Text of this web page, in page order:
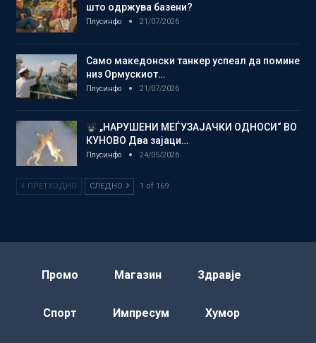
што одржува базени?
Плусинфо 21/07/2026
Само македонски танкер успеал да помине
низ Ормускиот…
Плусинфо 21/07/2026
„НАРУШЕНИ МЕЃУЗАЈАЧКИ ОДНОСИ“ ВО
КУНОВО Два зајаци…
Плусинфо 24/05/2026
ПРЕТХОДНО СЛЕДНО 1 of 169
Промо Магазин Здравје
Спорт Импресум Хумор